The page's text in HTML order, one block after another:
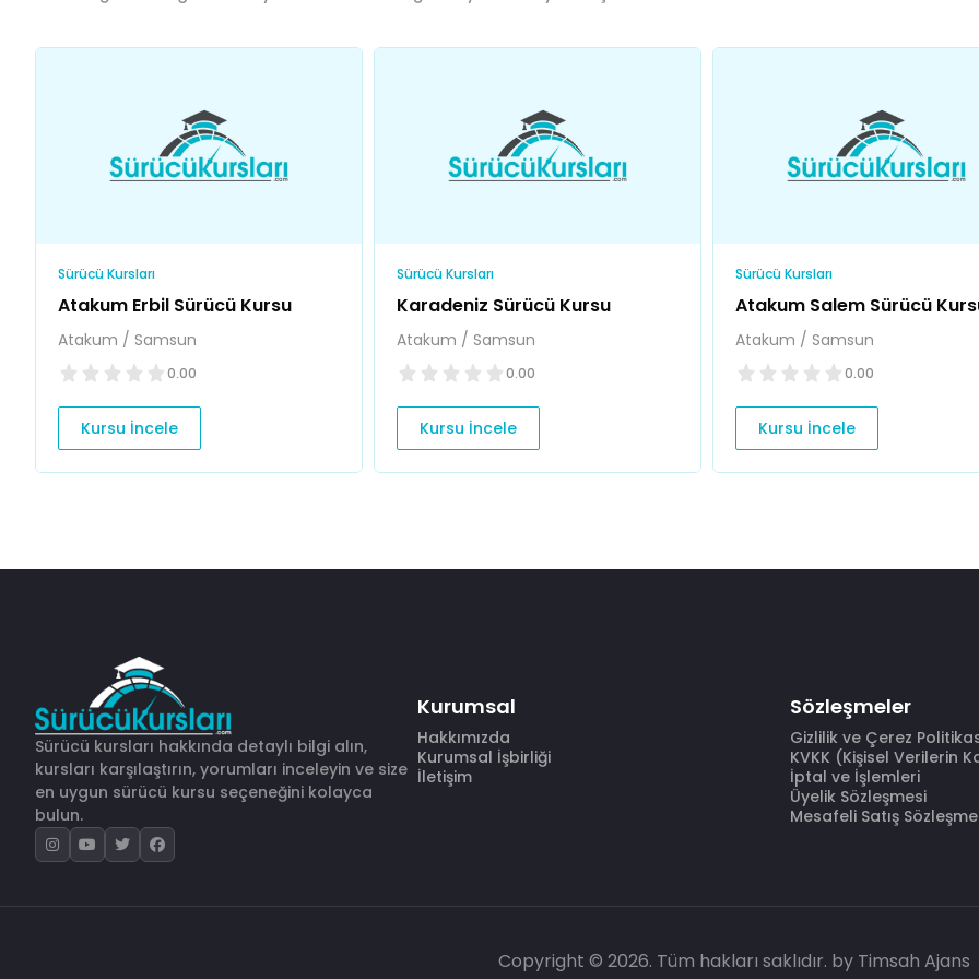
Sürücü Kursları
Atakum Erbil Sürücü Kursu
Atakum / Samsun
0.00
Kursu İncele
Sürücü Kursları
Karadeniz Sürücü Kursu
Atakum / Samsun
0.00
Kursu İncele
Sürücü Kursları
Atakum Salem Sürücü
Atakum / Samsun
0.00
Kursu İncele
Sürücü kursları hakkında detaylı bilgi alın,
kursları karşılaştırın, yorumları inceleyin ve size
en uygun sürücü kursu seçeneğini kolayca
bulun.
Kurumsal
Hakkımızda
Kurumsal İşbirliği
İletişim
Sözleşmeler
Gizlilik ve Çerez
KVKK (Kişisel Verilerin
İptal ve İşlemleri
Üyelik Sözleşmesi
Mesafeli Satış
Copyright © 2026. Tüm hakları saklıdır. by Timsah Ajans